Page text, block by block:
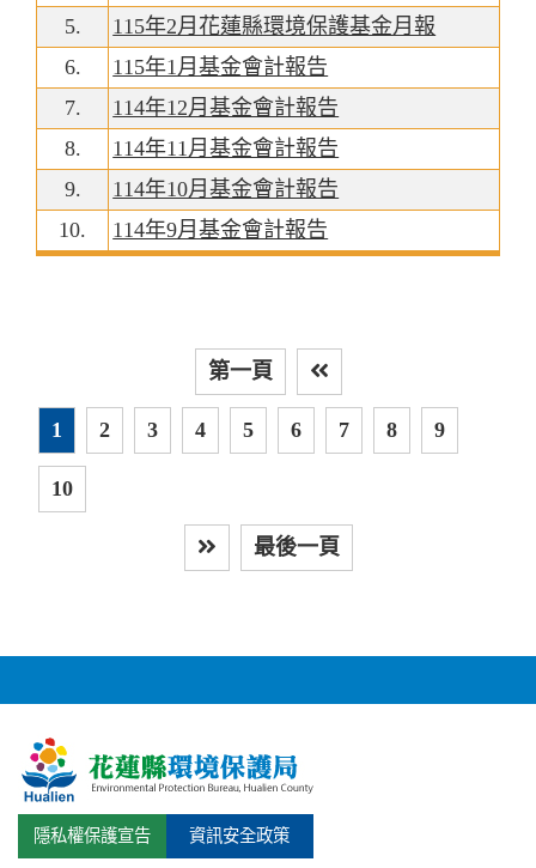
5.
115年2月花蓮縣環境保護基金月報
6.
115年1月基金會計報告
7.
114年12月基金會計報告
8.
114年11月基金會計報告
9.
114年10月基金會計報告
10.
114年9月基金會計報告
第一頁
1
2 3 4 5 6 7 8 9
10
最後一頁
隱私權保護宣告 資訊安全政策